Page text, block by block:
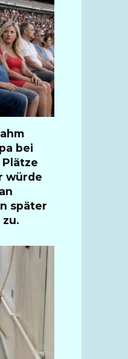
bei
würde
später